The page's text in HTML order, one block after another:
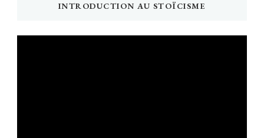
INTRODUCTION AU STOÏCISME